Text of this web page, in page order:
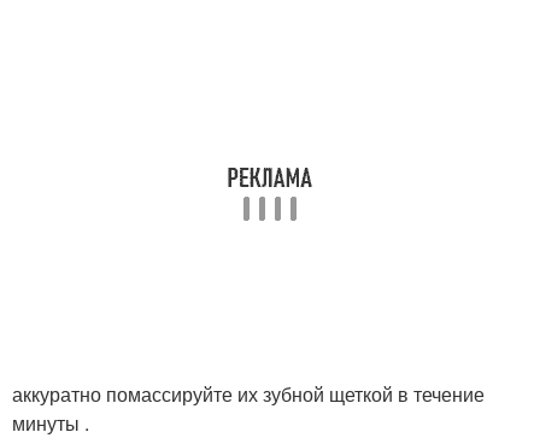
аккуратно помассируйте их зубной щеткой в течение
минуты .